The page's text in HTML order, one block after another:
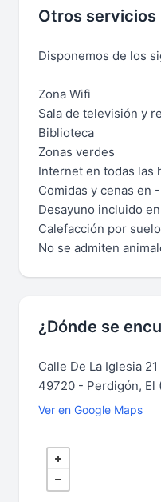
Otros servicios
Disponemos de los
Zona Wifi
Sala de televisión y
Biblioteca
Zonas verdes
Internet en todas las
Comidas y cenas en
Desayuno incluido
Calefacción por
No se admiten
¿Dónde se
Calle De La Iglesia 21
49720 - Perdigón, El
Ver en Google Maps